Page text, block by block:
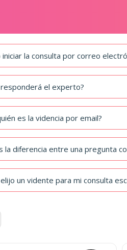
iniciar la consulta por correo
responderá el experto?
es la videncia por email?
la diferencia entre una pregunta
elijo un vidente para mi consulta